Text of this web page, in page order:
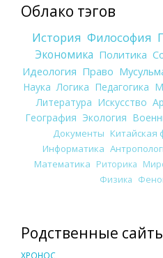
Облако тэгов
История Философия
Экономика Политика
Идеология Право
Наука Логика Педагогика
Литература Искусство
География Экология
Документы Китайская
Информатика
Математика Риторика
Физика
Родственные
ХРОНОС